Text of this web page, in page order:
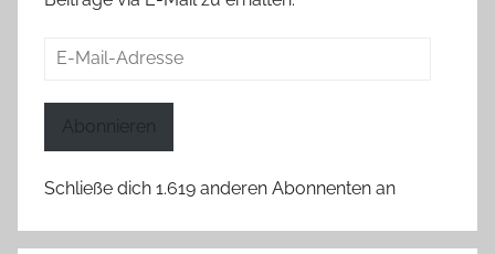
E-
Abonnieren
Schließe dich 1.619 anderen Abonnenten an